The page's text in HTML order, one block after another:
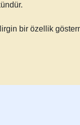
bir özellik